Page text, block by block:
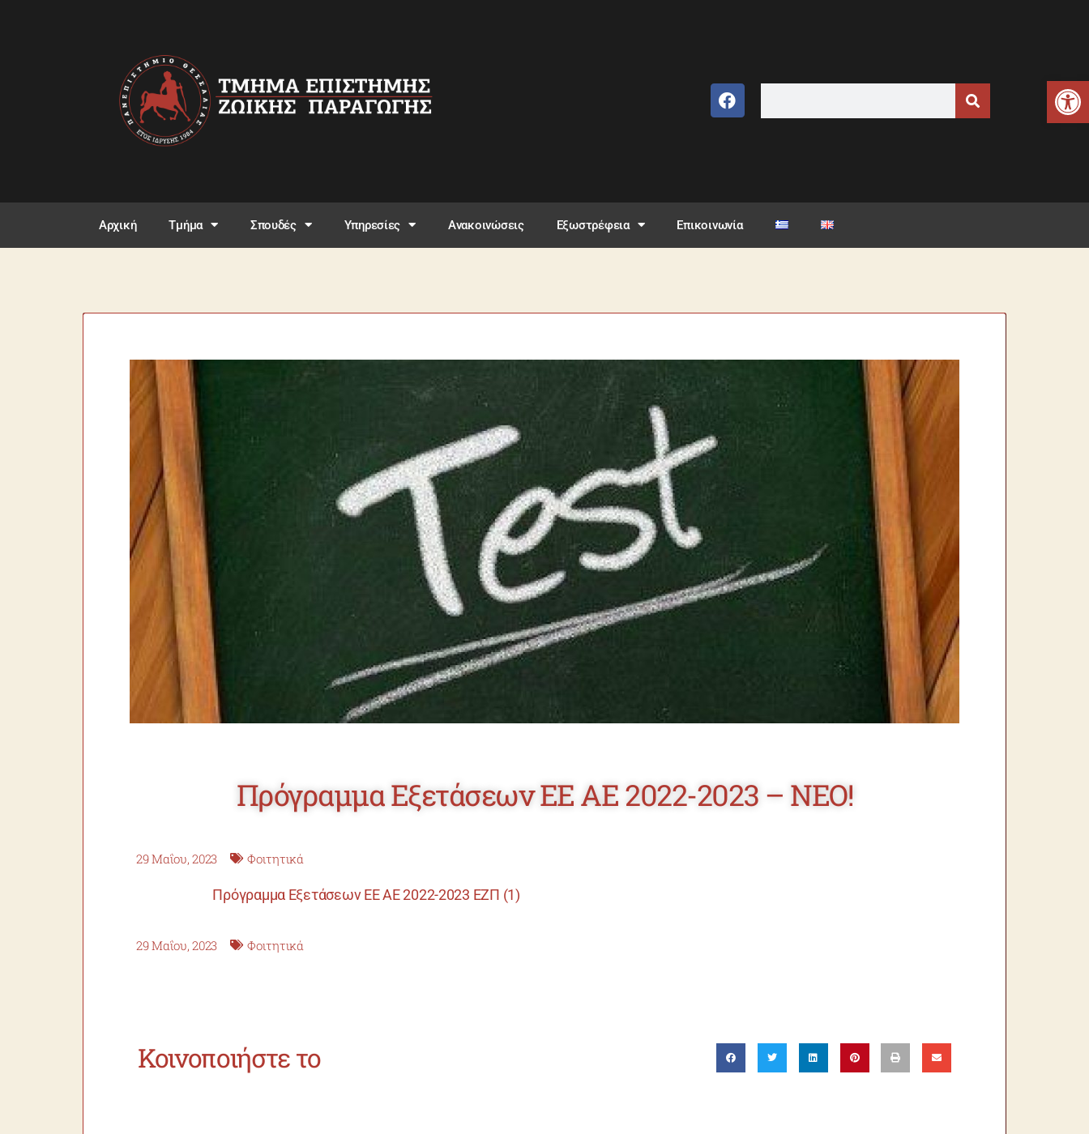
Ανοίξτε τη γραμμή εργαλείων
Αρχική Τμήμα Σπουδές Υπηρεσίες Ανακοινώσεις Εξωστρέφεια Επικοινωνία
Πρόγραμμα Εξετάσεων ΕΕ ΑΕ 2022-2023 – ΝΕΟ!
29 Μαΐου, 2023 Φοιτητικά
Πρόγραμμα Εξετάσεων ΕΕ ΑΕ 2022-2023 ΕΖΠ (1)
29 Μαΐου, 2023 Φοιτητικά
Κοινοποιήστε το